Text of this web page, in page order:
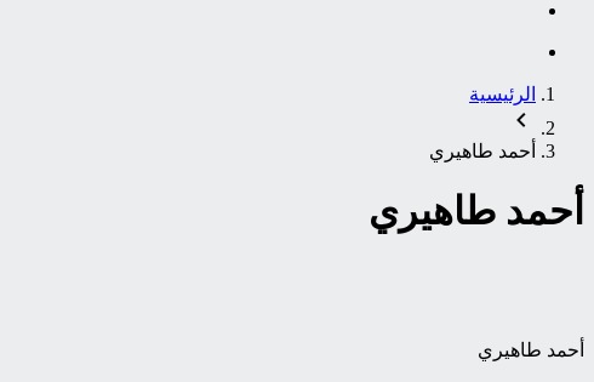
الرئيسية
أحمد طاهيري
أحمد طاهيري
أحمد طاهيري